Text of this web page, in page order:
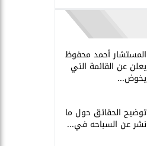
المستشار أحمد محفوظ
يعلن عن القائمة التي
يخوض...
توضيح الحقائق حول ما
نشر عن السباحه في...